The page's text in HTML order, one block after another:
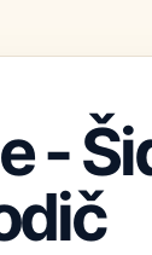
-